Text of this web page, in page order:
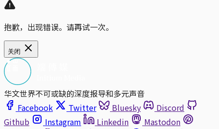
抱歉，出现错误。请再试一次。
关闭
华文世界不可或缺的深度报导和多元声音
Facebook
Twitter Bluesky
Discord
Github
Instagram Linkedin
Mastodon